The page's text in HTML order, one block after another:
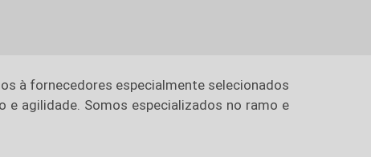
à fornecedores especialmente selecionados
agilidade. Somos especializados no ramo e